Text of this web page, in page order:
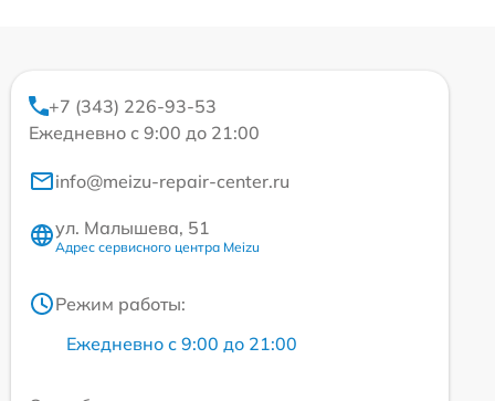
+7 (343) 226-93-53
Ежедневно с 9:00 до 21:00
info@meizu-repair-center.ru
ул. Малышева, 51
Адрес сервисного центра Meizu
Режим работы:
Ежедневно с 9:00 до 21:00